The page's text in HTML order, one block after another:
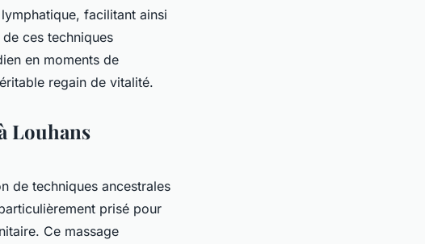
facilitant ainsi
ces techniques
en moments de
regain de vitalité.
Louhans
de techniques ancestrales
prisé pour
Ce massage